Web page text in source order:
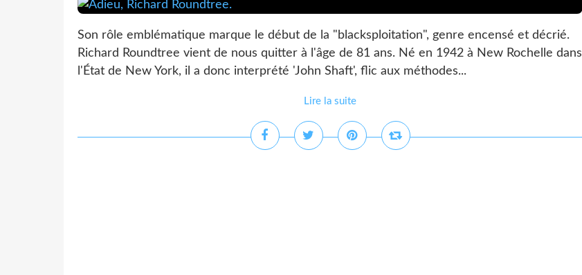
Son rôle emblématique marque le début de la "blacksploitation", genre encensé et décrié.
Richard Roundtree vient de nous quitter à l'âge de 81 ans. Né en 1942 à New Rochelle dans
l'État de New York, il a donc interprété 'John Shaft', flic aux méthodes...
Lire la suite